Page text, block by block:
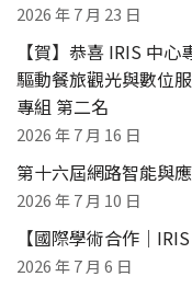
2026 年 7 月 23 日
【賀】恭喜 IRIS 中
驅動餐旅觀光與數位
專組 第二名
2026 年 7 月 16 日
第十六屆網路智能與
2026 年 7 月 10 日
【國際學術合作｜
2026 年 7 月 6 日